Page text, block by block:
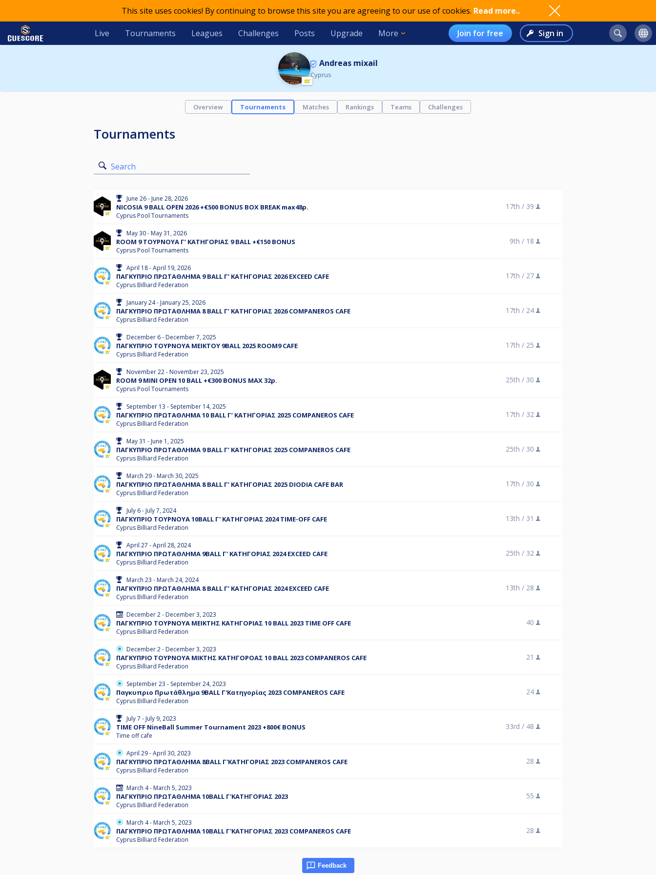
This site uses cookies! By continuing to browse this site you are agreeing to our use of cookies. Read more..
Live Tournaments Leagues Challenges Posts Upgrade More Join for free Sign in
Andreas mixail
Cyprus
Overview Tournaments Matches Rankings Teams Challenges
Tournaments
Search
June 26 - June 28, 2026
NICOSIA 9 BALL OPEN 2026 +€500 BONUS BOX BREAK max48p.
Cyprus Pool Tournaments
17th / 39
May 30 - May 31, 2026
ROOM 9 ΤΟΥΡΝΟΥΑ Γ’ ΚΑΤΗΓΟΡΙΑΣ 9 ΒALL +€150 BONUS
Cyprus Pool Tournaments
9th / 18
April 18 - April 19, 2026
ΠΑΓΚΥΠΡΙΟ ΠΡΩΤΑΘΛΗΜΑ 9 BALL Γ’ ΚΑΤΗΓΟΡΙΑΣ 2026 EXCEED CAFE
Cyprus Billiard Federation
17th / 27
January 24 - January 25, 2026
ΠΑΓΚΥΠΡΙΟ ΠΡΩΤΑΘΛΗΜΑ 8 BALL Γ’ ΚΑΤΗΓΟΡΙΑΣ 2026 COMPANEROS CAFE
Cyprus Billiard Federation
17th / 24
December 6 - December 7, 2025
ΠΑΓΚΥΠΡΙΟ ΤΟΥΡΝΟΥΑ ΜΕΙΚΤΟΥ 9BALL 2025 ROOM9 CAFE
Cyprus Billiard Federation
17th / 25
November 22 - November 23, 2025
ROOM 9 MINI OPEN 10 BALL +€300 BONUS MAX 32p.
Cyprus Pool Tournaments
25th / 30
September 13 - September 14, 2025
ΠΑΓΚΥΠΡΙΟ ΠΡΩΤΑΘΛΗΜΑ 10 BALL Γ’ ΚΑΤΗΓΟΡΙΑΣ 2025 COMPANEROS CAFE
Cyprus Billiard Federation
17th / 32
May 31 - June 1, 2025
ΠΑΓΚΥΠΡΙΟ ΠΡΩΤΑΘΛΗΜΑ 9 BALL Γ’ ΚΑΤΗΓΟΡΙΑΣ 2025 COMPANEROS CAFE
Cyprus Billiard Federation
25th / 30
March 29 - March 30, 2025
ΠΑΓΚΥΠΡΙΟ ΠΡΩΤΑΘΛΗΜΑ 8 BALL Γ’ ΚΑΤΗΓΟΡΙΑΣ 2025 DIODIA CAFE BAR
Cyprus Billiard Federation
17th / 30
July 6 - July 7, 2024
ΠΑΓΚΥΠΡΙΟ ΤΟΥΡΝΟΥΑ 10BALL Γ' ΚΑΤΗΓΟΡΙΑΣ 2024 TIME-OFF CAFE
Cyprus Billiard Federation
13th / 31
April 27 - April 28, 2024
ΠΑΓΚΥΠΡΙΟ ΠΡΩΤΑΘΛΗΜΑ 9BALL Γ' ΚΑΤΗΓΟΡIΑΣ 2024 EXCEED CAFE
Cyprus Billiard Federation
25th / 32
March 23 - March 24, 2024
ΠΑΓΚΥΠΡΙΟ ΠΡΩΤΑΘΛΗΜΑ 8 BALL Γ’ ΚΑΤΗΓΟΡΙΑΣ 2024 EXCEED CAFE
Cyprus Billiard Federation
13th / 28
December 2 - December 3, 2023
ΠΑΓΚΥΠΡΙΟ ΤΟΥΡΝΟΥΑ ΜΕΙΚΤΗΣ ΚΑΤΗΓΟΡΙΑΣ 10 BALL 2023 TIME OFF CAFE
Cyprus Billiard Federation
40
December 2 - December 3, 2023
ΠΑΓΚΥΠΡΙΟ ΤΟΥΡΝΟΥΑ ΜΙΚΤΗΣ ΚΑΤΗΓΟΡΟΑΣ 10 BALL 2023 COMPANEROS CAFE
Cyprus Billiard Federation
21
September 23 - September 24, 2023
Παγκυπριο Πρωτάθλημα 9BALL Γ'Κατηγορίας 2023 COMPANEROS CAFE
Cyprus Billiard Federation
24
July 7 - July 9, 2023
TIME OFF NineBall Summer Tournament 2023 +800€ BONUS
Time off cafe
33rd / 48
April 29 - April 30, 2023
ΠΑΓΚΥΠΡΙΟ ΠΡΩΤΑΘΛΗΜΑ 8BALL Γ'ΚΑΤΗΓΟΡΙΑΣ 2023 COMPANEROS CAFE
Cyprus Billiard Federation
28
March 4 - March 5, 2023
ΠΑΓΚΥΠΡΙΟ ΠΡΩΤΑΘΛΗΜΑ 10BALL Γ'ΚΑΤΗΓΟΡΙΑΣ 2023
Cyprus Billiard Federation
55
March 4 - March 5, 2023
ΠΑΓΚΥΠΡΙΟ ΠΡΩΤΑΘΛΗΜΑ 10BALL Γ'ΚΑΤΗΓΟΡΙΑΣ 2023 COMPANEROS CAFE
Cyprus Billiard Federation
28
Feedback